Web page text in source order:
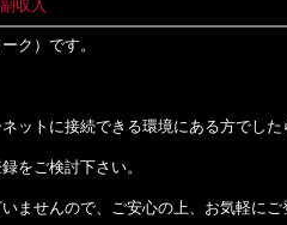
収入
ク）です。
トに接続できる環境にある方でした
をご検討下さい。
ませんので、ご安心の上、お気軽に